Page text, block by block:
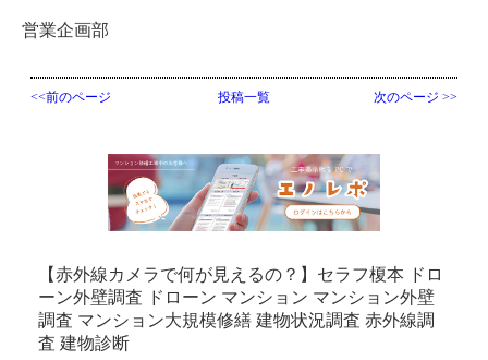
【赤外線カメラで何が見えるの？】セラフ榎本 ドロ
ーン外壁調査 ドローン マンション マンション外壁
調査 マンション大規模修繕 建物状況調査 赤外線調
査 建物診断
営業企画部
<<前のページ 投稿一覧 次のページ >>